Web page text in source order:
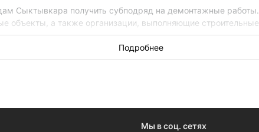
Сыктывкара получить субподряд на демонтажные
объекты, а также организации, выполняющие строительные
заполните, пожалуйста,заявку на демонтажные
Подробнее
Мы в соц. сетях